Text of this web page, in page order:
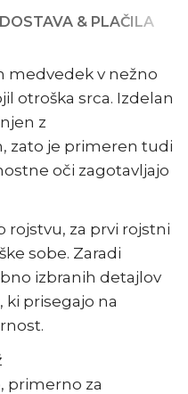
DOSTAVA & PLAČILA
medvedek v nežno
otroška srca. Izdelan
z
zato je primeren tudi
oči zagotavljajo
rojstvu, za prvi rojstni
sobe. Zaradi
izbranih detajlov
ki prisegajo na
primerno za